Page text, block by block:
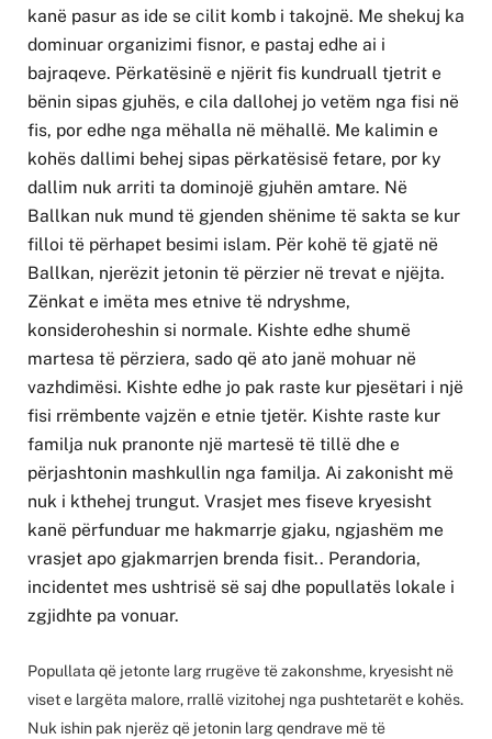
kanë pasur as ide se cilit komb i takojnë. Me shekuj ka
dominuar organizimi fisnor, e pastaj edhe ai i
bajraqeve. Përkatësinë e njërit fis kundruall tjetrit e
bënin sipas gjuhës, e cila dallohej jo vetëm nga fisi në
fis, por edhe nga mëhalla në mëhallë. Me kalimin e
kohës dallimi behej sipas përkatësisë fetare, por ky
dallim nuk arriti ta dominojë gjuhën amtare. Në
Ballkan nuk mund të gjenden shënime të sakta se kur
filloi të përhapet besimi islam. Për kohë të gjatë në
Ballkan, njerëzit jetonin të përzier në trevat e njëjta.
Zënkat e imëta mes etnive të ndryshme,
konsideroheshin si normale. Kishte edhe shumë
martesa të përziera, sado që ato janë mohuar në
vazhdimësi. Kishte edhe jo pak raste kur pjesëtari i një
fisi rrëmbente vajzën e etnie tjetër. Kishte raste kur
familja nuk pranonte një martesë të tillë dhe e
përjashtonin mashkullin nga familja. Ai zakonisht më
nuk i kthehej trungut. Vrasjet mes fiseve kryesisht
kanë përfunduar me hakmarrje gjaku, ngjashëm me
vrasjet apo gjakmarrjen brenda fisit.. Perandoria,
incidentet mes ushtrisë së saj dhe popullatës lokale i
zgjidhte pa vonuar.
Popullata që jetonte larg rrugëve të zakonshme, kryesisht në
viset e largëta malore, rrallë vizitohej nga pushtetarët e kohës.
Nuk ishin pak njerëz që jetonin larg qendrave më të